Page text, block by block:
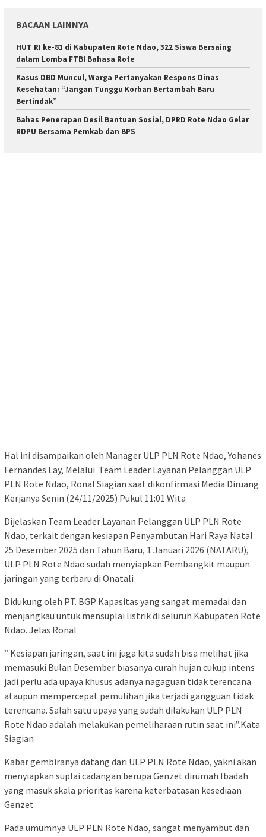
BACAAN LAINNYA
HUT RI ke-81 di Kabupaten Rote Ndao, 322 Siswa Bersaing
dalam Lomba FTBI Bahasa Rote
Kasus DBD Muncul, Warga Pertanyakan Respons Dinas
Kesehatan: “Jangan Tunggu Korban Bertambah Baru
Bertindak”
Bahas Penerapan Desil Bantuan Sosial, DPRD Rote Ndao Gelar
RDPU Bersama Pemkab dan BPS
Hal ini disampaikan oleh Manager ULP PLN Rote Ndao, Yohanes
Fernandes Lay, Melalui Team Leader Layanan Pelanggan ULP
PLN Rote Ndao, Ronal Siagian saat dikonfirmasi Media Diruang
Kerjanya Senin (24/11/2025) Pukul 11:01 Wita
Dijelaskan Team Leader Layanan Pelanggan ULP PLN Rote
Ndao, terkait dengan kesiapan Penyambutan Hari Raya Natal
25 Desember 2025 dan Tahun Baru, 1 Januari 2026 (NATARU),
ULP PLN Rote Ndao sudah menyiapkan Pembangkit maupun
jaringan yang terbaru di Onatali
Didukung oleh PT. BGP Kapasitas yang sangat memadai dan
menjangkau untuk mensuplai listrik di seluruh Kabupaten Rote
Ndao. Jelas Ronal
” Kesiapan jaringan, saat ini juga kita sudah bisa melihat jika
memasuki Bulan Desember biasanya curah hujan cukup intens
jadi perlu ada upaya khusus adanya nagaguan tidak terencana
ataupun mempercepat pemulihan jika terjadi gangguan tidak
terencana. Salah satu upaya yang sudah dilakukan ULP PLN
Rote Ndao adalah melakukan pemeliharaan rutin saat ini”.Kata
Siagian
Kabar gembiranya datang dari ULP PLN Rote Ndao, yakni akan
menyiapkan suplai cadangan berupa Genzet dirumah Ibadah
yang masuk skala prioritas karena keterbatasan kesediaan
Genzet
Pada umumnya ULP PLN Rote Ndao, sangat menyambut dan